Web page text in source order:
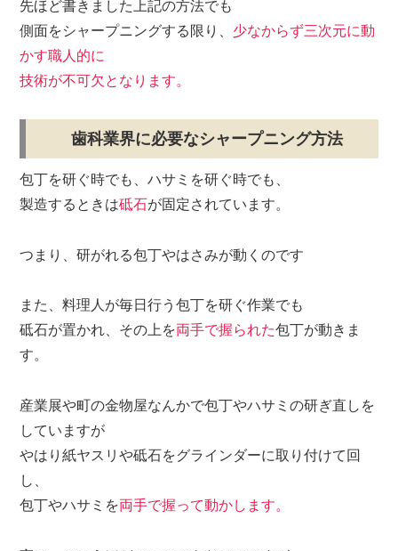
先ほど書きました上記の方法でも
側面をシャープニングする限り、 少なからず三次元に動
かす職人的に
技術が不可欠となります。
歯科業界に必要なシャープニング方法
包丁を研ぐ時でも、ハサミを研ぐ時でも、
製造するときは砥石が固定されています。
つまり、研がれる包丁やはさみが動くのです
また、料理人が毎日行う包丁を研ぐ作業でも
砥石が置かれ、その上を両手で握られた包丁が動きま
す。
産業展や町の金物屋なんかで包丁やハサミの研ぎ直しを
していますが
やはり紙ヤスリや砥石をグラインダーに取り付けて回
し、
包丁やハサミを両手で握って動かします。